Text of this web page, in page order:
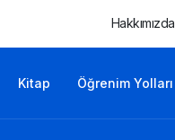
Hakkımızda
Kitap Öğrenim Yolları